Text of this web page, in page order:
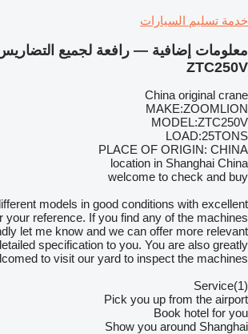
خدمة تسليم السيارات
ZTC250V
China original crane
MAKE:ZOOMLION
MODEL:ZTC250V
LOAD:25TONS
PLACE OF ORIGIN: CHINA
location in Shanghai China
welcome to check and buy
models in good conditions with excellent
your reference. If you find any of the machines
let me know and we can offer more relevant
specification to you. You are also greatly
to visit our yard to inspect the machines.
(1)Service
Pick you up from the airport
Book hotel for you
Show you around Shanghai